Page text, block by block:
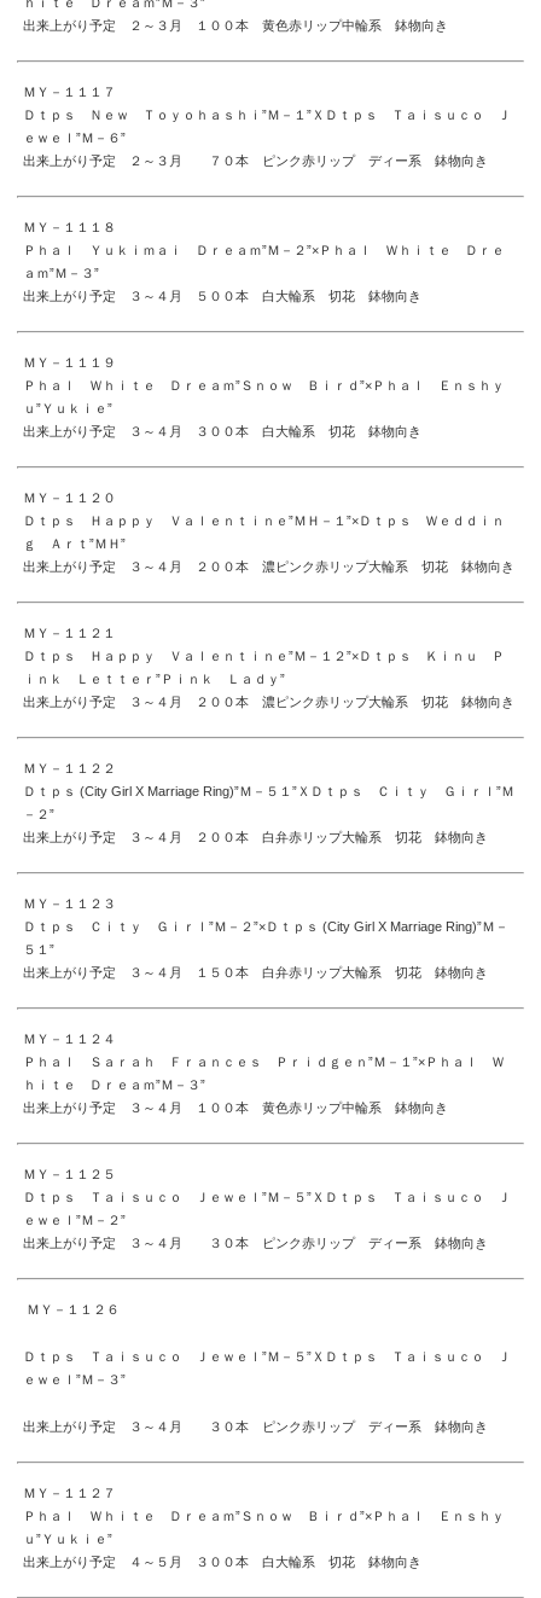
出来上がり予定 ２～３月 １００本 黄色赤リップ中輪系 鉢物向き
ＭＹ－１１１７
Ｄｔｐｓ Ｎｅｗ Ｔｏｙｏｈａｓｈｉ”Ｍ－１”ＸＤｔｐｓ Ｔａｉｓｕｃｏ Ｊ
ｅｗｅｌ”Ｍ－６”
出来上がり予定 ２～３月 ７０本 ピンク赤リップ ディー系 鉢物向き
ＭＹ－１１１８
Ｐｈａｌ Ｙｕｋｉｍａｉ Ｄｒｅａｍ”Ｍ－２”×Ｐｈａｌ Ｗｈｉｔｅ Ｄｒｅ
ａｍ”Ｍ－３”
出来上がり予定 ３～４月 ５００本 白大輪系 切花 鉢物向き
ＭＹ－１１１９
Ｐｈａｌ Ｗｈｉｔｅ Ｄｒｅａｍ”Ｓｎｏｗ Ｂｉｒｄ”×Ｐｈａｌ Ｅｎｓｈｙ
ｕ”Ｙｕｋｉｅ”
出来上がり予定 ３～４月 ３００本 白大輪系 切花 鉢物向き
ＭＹ－１１２０
Ｄｔｐｓ Ｈａｐｐｙ Ｖａｌｅｎｔｉｎｅ”ＭＨ－１”×Ｄｔｐｓ Ｗｅｄｄｉｎ
ｇ Ａｒｔ”ＭＨ”
出来上がり予定 ３～４月 ２００本 濃ピンク赤リップ大輪系 切花 鉢物向き
ＭＹ－１１２１
Ｄｔｐｓ Ｈａｐｐｙ Ｖａｌｅｎｔｉｎｅ”Ｍ－１２”×Ｄｔｐｓ Ｋｉｎｕ Ｐ
ｉｎｋ Ｌｅｔｔｅｒ”Ｐｉｎｋ Ｌａｄｙ”
出来上がり予定 ３～４月 ２００本 濃ピンク赤リップ大輪系 切花 鉢物向き
ＭＹ－１１２２
Ｄｔｐｓ (City Girl X Marriage Ring)”Ｍ－５１”ＸＤｔｐｓ Ｃｉｔｙ Ｇｉｒｌ”Ｍ
－２”
出来上がり予定 ３～４月 ２００本 白弁赤リップ大輪系 切花 鉢物向き
ＭＹ－１１２３
Ｄｔｐｓ Ｃｉｔｙ Ｇｉｒｌ”Ｍ－２”×Ｄｔｐｓ (City Girl X Marriage Ring)”Ｍ－
５１”
出来上がり予定 ３～４月 １５０本 白弁赤リップ大輪系 切花 鉢物向き
ＭＹ－１１２４
Ｐｈａｌ Ｓａｒａｈ Ｆｒａｎｃｅｓ Ｐｒｉｄｇｅｎ”Ｍ－１”×Ｐｈａｌ Ｗ
ｈｉｔｅ Ｄｒｅａｍ”Ｍ－３”
出来上がり予定 ３～４月 １００本 黄色赤リップ中輪系 鉢物向き
ＭＹ－１１２５
Ｄｔｐｓ Ｔａｉｓｕｃｏ Ｊｅｗｅｌ”Ｍ－５”ＸＤｔｐｓ Ｔａｉｓｕｃｏ Ｊ
ｅｗｅｌ”Ｍ－２”
出来上がり予定 ３～４月 ３０本 ピンク赤リップ ディー系 鉢物向き
ＭＹ－１１２６
Ｄｔｐｓ Ｔａｉｓｕｃｏ Ｊｅｗｅｌ”Ｍ－５”ＸＤｔｐｓ Ｔａｉｓｕｃｏ Ｊ
ｅｗｅｌ”Ｍ－３”
出来上がり予定 ３～４月 ３０本 ピンク赤リップ ディー系 鉢物向き
ＭＹ－１１２７
Ｐｈａｌ Ｗｈｉｔｅ Ｄｒｅａｍ”Ｓｎｏｗ Ｂｉｒｄ”×Ｐｈａｌ Ｅｎｓｈｙ
ｕ”Ｙｕｋｉｅ”
出来上がり予定 ４～５月 ３００本 白大輪系 切花 鉢物向き